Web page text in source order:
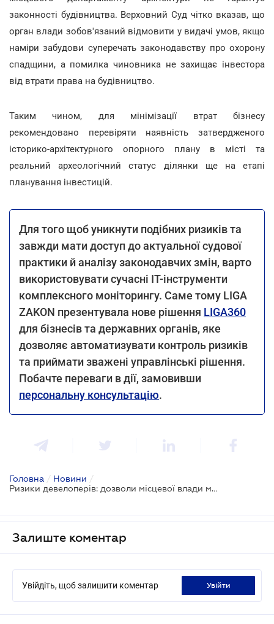
законності будівництва. Верховний Суд чітко вказав, що
орган влади зобов'язаний відмовити у видачі умов, якщо
наміри забудови суперечать законодавству про охорону
спадщини, а помилка чиновника не захищає інвестора
від втрати права на будівництво.
Таким чином, для мінімізації втрат бізнесу
рекомендовано перевіряти наявність затвердженого
історико-архітектурного опорного плану в місті та
реальний археологічний статус ділянки ще на етапі
планування інвестицій.
Для того щоб уникнути подібних ризиків та
завжди мати доступ до актуальної судової
практики й аналізу законодавчих змін, варто
використовувати сучасні IT-інструменти
комплексного моніторингу. Саме тому LIGA
ZAKON презентувала нове рішення LIGA360
для бізнесів та державних органів, яке
дозволяє автоматизувати контроль ризиків
та приймати зважені управлінські рішення.
Побачте переваги в дії, замовивши
персональну консультацію.
Головна / Новини /
Ризики девелоперів: дозволи місцевої влади можуть скасувати через роки
Залиште коментар
Увійдіть, щоб залишити коментар увійти